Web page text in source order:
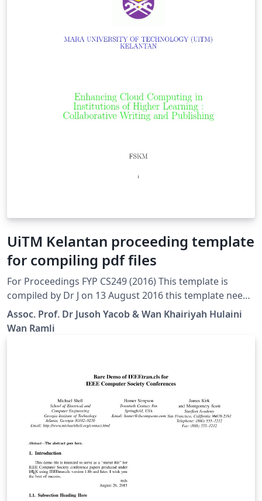
UiTM Kelantan proceeding template
for compiling pdf files
For Proceedings FYP CS249 (2016) This template is
compiled by Dr J on 13 August 2016 this template needs
pdf files with no page number. Page number will be
created automatically when compiling using this
Assoc. Prof. Dr Jusoh Yacob & Wan Khairiyah Hulaini
Wan Ramli